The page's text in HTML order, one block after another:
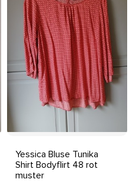
Yessica Bluse Tunika
Shirt Bodyflirt 48 rot
muster